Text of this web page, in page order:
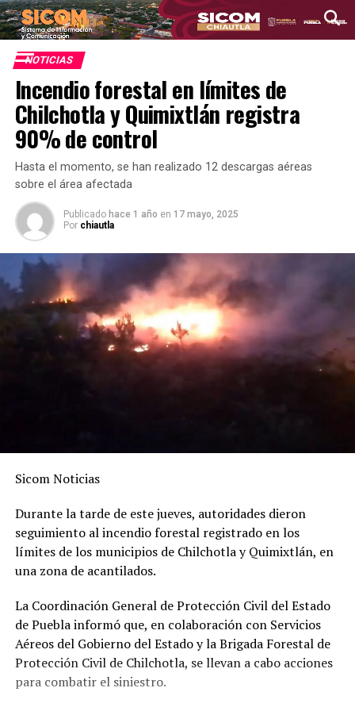
NOTICIAS
Incendio forestal en límites de
Chilchotla y Quimixtlán registra
90% de control
Hasta el momento, se han realizado 12 descargas aéreas
sobre el área afectada
Publicado hace 1 año en 17 mayo, 2025
Por chiautla
Sicom Noticias
Durante la tarde de este jueves, autoridades dieron
seguimiento al incendio forestal registrado en los
límites de los municipios de Chilchotla y Quimixtlán, en
una zona de acantilados.
La Coordinación General de Protección Civil del Estado
de Puebla informó que, en colaboración con Servicios
Aéreos del Gobierno del Estado y la Brigada Forestal de
Protección Civil de Chilchotla, se llevan a cabo acciones
para combatir el siniestro.